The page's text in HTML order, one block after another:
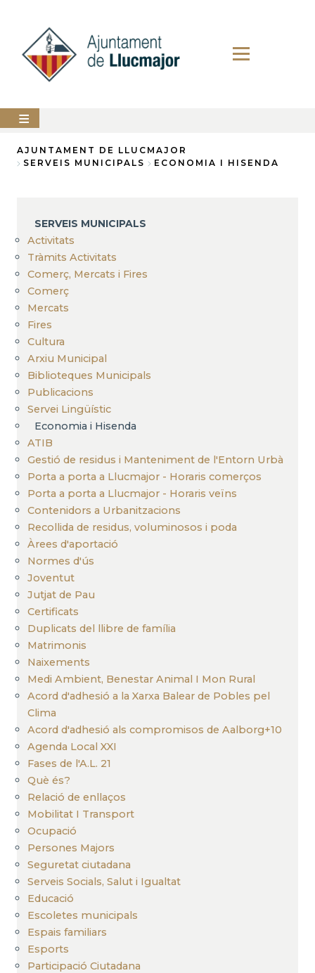
contingut
AJUNTAMENT
PERFIL
DEL
ANUNCIS
AJUNTAMENT DE LLUCMAJOR
SERVEIS MUNICIPALS
ECONOMIA I HISENDA
SERVEIS MUNICIPALS
Activitats
Tràmits Activitats
Comerç, Mercats i Fires
Comerç
Mercats
Fires
Cultura
Arxiu Municipal
Biblioteques Municipals
Publicacions
Servei Lingüístic
Economia i Hisenda
ATIB
Gestió de residus i Manteniment de l'Entorn Urbà
Porta a porta a Llucmajor - Horaris comerços
Porta a porta a Llucmajor - Horaris veïns
Contenidors a Urbanitzacions
Recollida de residus, voluminosos i poda
Àrees d'aportació
Normes d'ús
Joventut
Jutjat de Pau
Certificats
Duplicats del llibre de família
Matrimonis
Naixements
Medi Ambient, Benestar Animal I Mon Rural
Acord d'adhesió a la Xarxa Balear de Pobles pel
Clima
Acord d'adhesió als compromisos de Aalborg+10
Agenda Local XXI
Fases de l'A.L. 21
Què és?
Relació de enllaços
Mobilitat I Transport
Ocupació
Persones Majors
Seguretat ciutadana
Serveis Socials, Salut i Igualtat
Educació
Escoletes municipals
Espais familiars
Esports
Participació Ciutadana